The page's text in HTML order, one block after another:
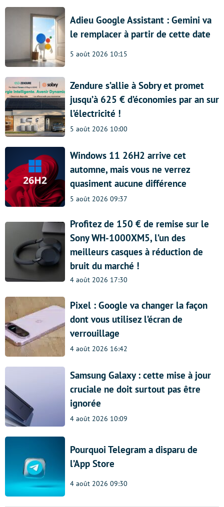
Adieu Google Assistant : Gemini va
le remplacer à partir de cette date
5 août 2026 10:15
Zendure s’allie à Sobry et promet
jusqu’à 625 € d’économies par an sur
l’électricité !
5 août 2026 10:00
Windows 11 26H2 arrive cet
automne, mais vous ne verrez
quasiment aucune différence
5 août 2026 09:37
Profitez de 150 € de remise sur le
Sony WH-1000XM5, l’un des
meilleurs casques à réduction de
bruit du marché !
4 août 2026 17:30
Pixel : Google va changer la façon
dont vous utilisez l’écran de
verrouillage
4 août 2026 16:42
Samsung Galaxy : cette mise à jour
cruciale ne doit surtout pas être
ignorée
4 août 2026 10:09
Pourquoi Telegram a disparu de
l’App Store
4 août 2026 09:30